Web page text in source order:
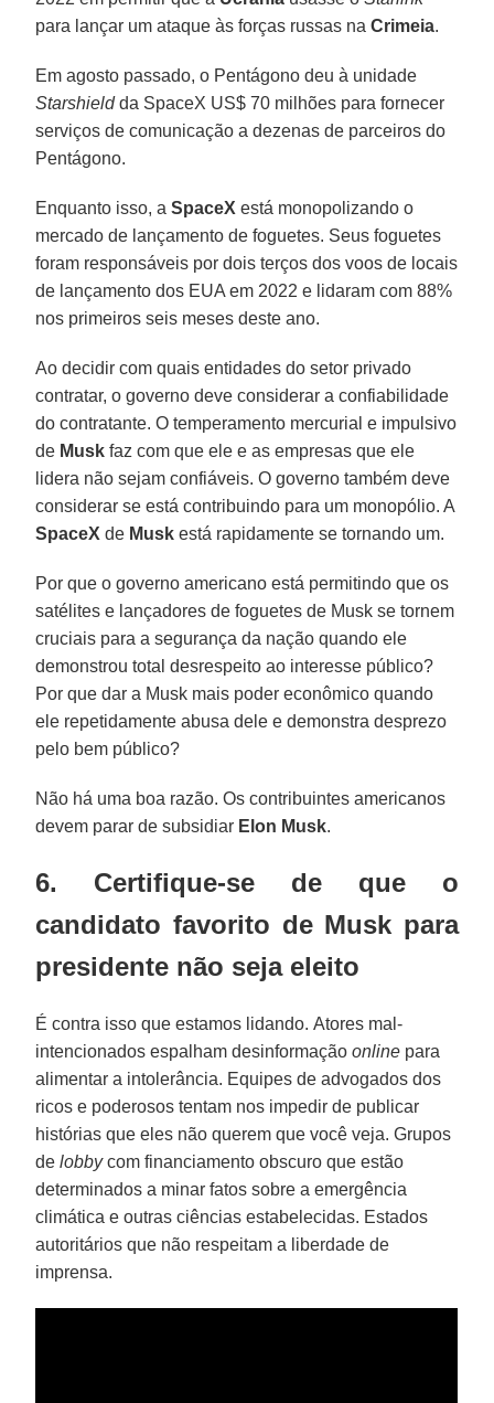
para lançar um ataque às forças russas naCrimeia.
Em agosto passado, o Pentágono deu à unidade
Starshieldda SpaceX US$ 70 milhões para fornecer
serviços de comunicação a dezenas de parceiros do
Pentágono.
Enquanto isso, aSpaceX está monopolizando o
mercado de lançamento de foguetes. Seus foguetes
foram responsáveis ​​por dois terços dos voos de locais
de lançamento dos EUA em 2022 e lidaram com 88%
nos primeiros seis meses deste ano.
Ao decidir com quais entidades do setor privado
contratar, o governo deve considerar a confiabilidade
do contratante. O temperamento mercurial e impulsivo
de Musk faz com que ele e as empresas que ele
lidera não sejam confiáveis. O governo também deve
considerar se está contribuindo para um monopólio. A
SpaceX de Musk está rapidamente se tornando um.
Por que o governo americano está permitindo que os
satélites e lançadores de foguetes de Musk se tornem
cruciais para a segurança da nação quando ele
demonstrou total desrespeito ao interesse público?
Por que dar a Musk mais poder econômico quando
ele repetidamente abusa dele e demonstra desprezo
pelo bem público?
Não há uma boa razão. Os contribuintes americanos
devem parar de subsidiar Elon Musk.
6. Certifique-se de que o
candidato favorito de Musk para
presidente não seja eleito
É contra isso que estamos lidando. Atores mal-
intencionados espalham desinformaçãoonline para
alimentar a intolerância. Equipes de advogados dos
ricos e poderosos tentam nos impedir de publicar
histórias que eles não querem que você veja. Grupos
delobbycom financiamento obscuro que estão
determinados a minar fatos sobre a emergência
climática e outras ciências estabelecidas. Estados
autoritários que não respeitam a liberdade de
imprensa.